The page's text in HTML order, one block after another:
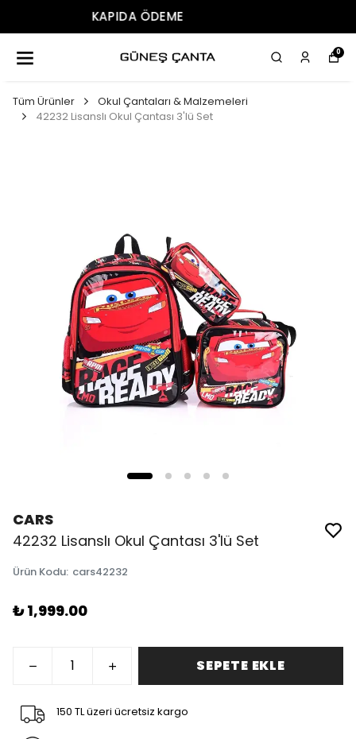
ÜCRETSIZ KARGO
0
Tüm Ürünler
Okul Çantaları & Malzemeleri
42232 Lisanslı Okul Çantası 3'lü Set
CARS
42232 Lisanslı Okul Çantası 3'lü Set
Ürün Kodu: cars42232
₺ 1,999.00
SEPETE EKLE
150 TL üzeri ücretsiz kargo